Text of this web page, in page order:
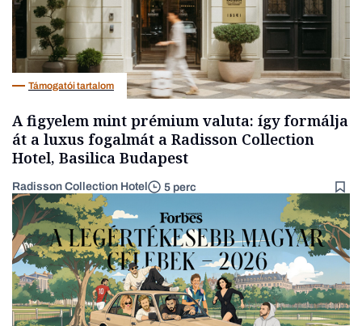
Támogatói tartalom
A figyelem mint prémium valuta: így formálja
át a luxus fogalmát a Radisson Collection
Hotel, Basilica Budapest
Radisson Collection Hotel 5 perc